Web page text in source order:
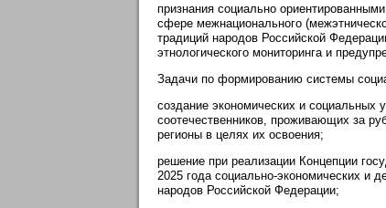
признания социально
сфере межнационального
традиций народов Российской
этнологического мониторинга и
Задачи по формированию системы
создание экономических и
соотечественников, проживающих за
регионы в целях их освоения;
решение при реализации Концепции
2025 года социально-экономических и
народов Российской Федерации;